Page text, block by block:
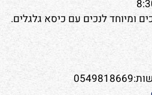
ומיוחד לנכים עם כיסא גלגלים.